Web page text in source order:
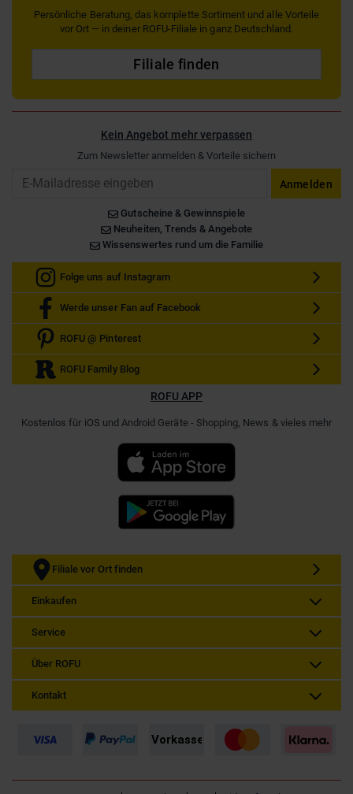
Persönliche Beratung, das komplette Sortiment und alle Vorteile
vor Ort — in deiner ROFU-Filiale in ganz Deutschland.
Filiale finden
Kein Angebot mehr verpassen
Zum Newsletter anmelden & Vorteile sichern
Anmelden
Gutscheine & Gewinnspiele
Neuheiten, Trends & Angebote
Wissenswertes rund um die Familie
Folge uns auf Instagram
Werde unser Fan auf Facebook
ROFU @ Pinterest
ROFU Family Blog
ROFU APP
Kostenlos für iOS und Android Geräte - Shopping, News & vieles mehr
Filiale vor Ort finden
Einkaufen
Service
Über ROFU
Kontakt